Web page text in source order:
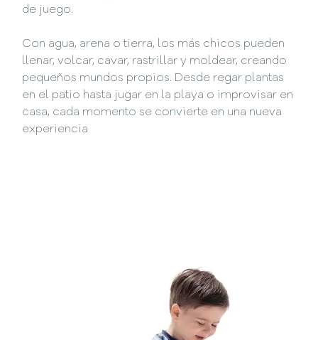
de juego.
Con agua, arena o tierra, los más chicos pueden
llenar, volcar, cavar, rastrillar y moldear, creando
pequeños mundos propios. Desde regar plantas
en el patio hasta jugar en la playa o improvisar en
casa, cada momento se convierte en una nueva
experiencia